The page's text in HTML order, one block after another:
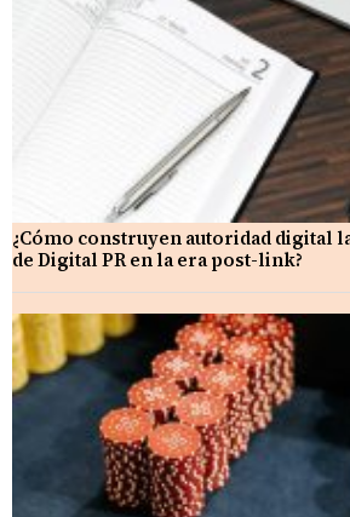
¿Cómo construyen autoridad digital
de Digital PR en la era post-link?